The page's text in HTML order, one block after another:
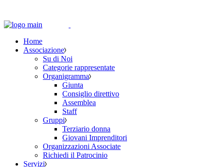
Home
Associazione
Su di Noi
Categorie rappresentate
Organigramma
Giunta
Consiglio direttivo
Assemblea
Staff
Gruppi
Terziario donna
Giovani Imprenditori
Organizzazioni Associate
Richiedi il Patrocinio
Servizi